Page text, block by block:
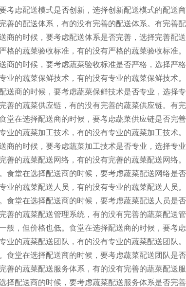
考虑配送模式是否创新，选择创新配送模式的配送商
善的配送体系，有的没有完善的配送体系。有完
商的时候，要考虑配送体系是否完善，选择完善配送
格的蔬菜验收标准，有的没有严格的蔬菜验收标
商的时候，要考虑蔬菜验收标准是否严格，选择严
业的蔬菜保鲜技术，有的没有专业的蔬菜保鲜技
送商的时候，要考虑蔬菜保鲜技术是否专业，选择
善的蔬菜供应链，有的没有完善的蔬菜供应链。
堂在选择配送商的时候，要考虑蔬菜供应链是否完
业的蔬菜加工技术，有的没有专业的蔬菜加工技
商的时候，要考虑蔬菜加工技术是否专业，选择专
善的蔬菜配送网络，有的没有完善的蔬菜配送网
食堂在选择配送商的时候，要考虑蔬菜配送网络是
业的蔬菜配送人员，有的没有专业的蔬菜配送人
食堂在选择配送商的时候，要考虑蔬菜配送人员是
善的蔬菜配送管理系统，有的没有完善的蔬菜配
般，但价格也低。食堂在选择配送商的时候，要考
业的蔬菜配送团队，有的没有专业的蔬菜配送团
食堂在选择配送商的时候，要考虑蔬菜配送团队是
善的蔬菜配送服务体系，有的没有完善的蔬菜配
择配送商的时候，要考虑蔬菜配送服务体系是否完